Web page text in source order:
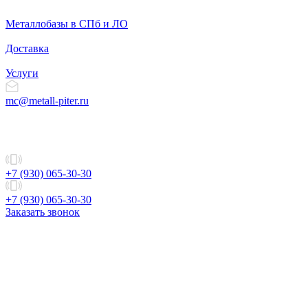
Металлобазы в СПб и ЛО
Доставка
Услуги
mc@metall-piter.ru
+7 (930) 065-30-30
+7 (930) 065-30-30
Заказать звонок